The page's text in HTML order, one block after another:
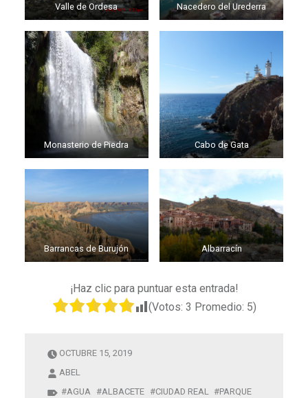
Valle de Ordesa Nacedero del Urederra
Monasterio de Piedra Cabo de Gata
Barrancas de Burujón Albarracín
¡Haz clic para puntuar esta entrada!
(Votos: 3 Promedio: 5)
OCTUBRE 15, 2019
ABEL
AGUA
ALBACETE CIUDAD REAL
PARQUE